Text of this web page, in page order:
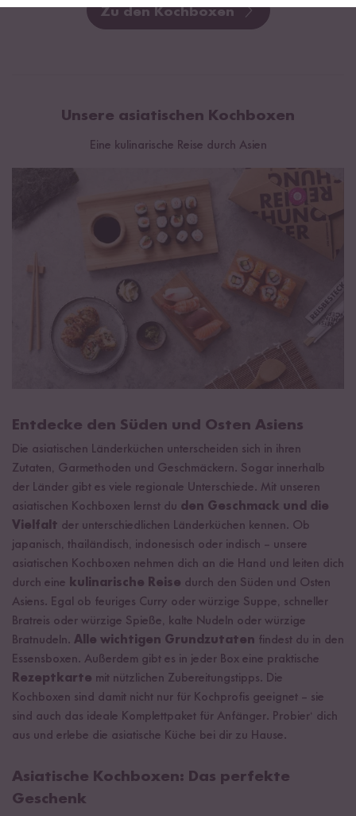
Zu den Kochboxen
Unsere asiatischen Kochboxen
Eine kulinarische Reise durch Asien
Entdecke den Süden und Osten Asiens
Die asiatischen Länderküchen unterscheiden sich in ihren
Zutaten, Garmethoden und Geschmäckern. Sogar innerhalb
der Länder gibt es viele regionale Unterschiede. Mit unseren
asiatischen Kochboxen lernst du den Geschmack und die
Vielfalt der unterschiedlichen Länderküchen kennen. Ob
japanisch, thailändisch, indonesisch oder indisch – unsere
asiatischen Kochboxen nehmen dich an die Hand und leiten dich
durch eine kulinarische Reise durch den Süden und Osten
Asiens. Egal ob feuriges Curry oder würzige Suppe, schneller
Bratreis oder würzige Spieße, kalte Nudeln oder würzige
Bratnudeln. Alle wichtigen Grundzutaten findest du in den
Essensboxen. Außerdem gibt es in jeder Box eine praktische
Rezeptkarte mit nützlichen Zubereitungstipps. Die
Kochboxen sind damit nicht nur für Kochprofis geeignet – sie
sind auch das ideale Komplettpaket für Anfänger. Probier‘ dich
aus und erlebe die asiatische Küche bei dir zu Hause.
Asiatische Kochboxen: Das perfekte
Geschenk